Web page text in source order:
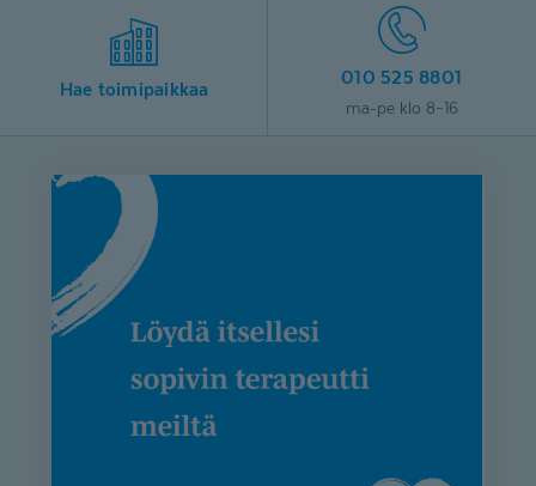
Hae toimipaikkaa 010 525 8801
ma-pe klo 8–16